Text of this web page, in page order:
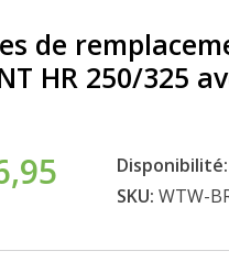
de
HR 250/325
Disponibilité:
SKU: WTW-